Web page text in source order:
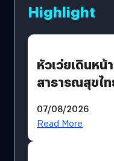
Highlight
หัวเว่ยเดินห
สาธารณสุขไ
AI เพื่อการแพ
07/08/2026
Read More